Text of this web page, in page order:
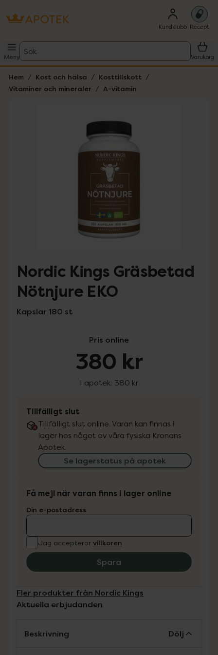
Kundklubb Recept
Meny
Sök
Varukorg
Hem Kost och hälsa
Kosttillskott
Vitaminer och mineraler
A-vitamin
Lista: . Innehåller 1 objekt.
Nordic Kings Gräsbetad
Nötnjure EKO
Kapslar 180 st
Pris online
380 kr
I apotek: 380 kr
Tillfälligt slut
Tillfälligt slut online. Varan kan finnas i
lager hos något av våra fysiska Kronans
Apotek.
Se lagerstatus på apotek
Få mejl när varan finns i lager online
Din e-postadress
Jag accepterar villkoren
Spara
Fler produkter från Nordic Kings
Aktuella erbjudanden
Beskrivning Dölj